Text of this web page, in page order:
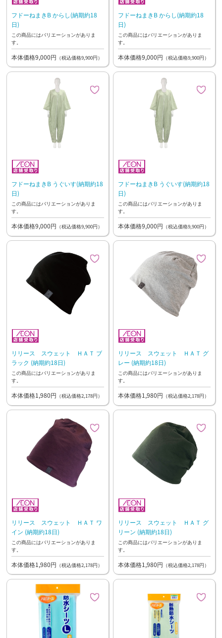
フドーねまきB からし(納期約18
日)
この商品にはバリエーションがありま
す。
本体価格9,000円 （税込価格9,900円）
フドーねまきB からし(納期約18
日)
この商品にはバリエーションがありま
す。
本体価格9,000円 （税込価格9,900円）
フドーねまきB うぐいす(納期約18
日)
この商品にはバリエーションがありま
す。
本体価格9,000円 （税込価格9,900円）
フドーねまきB うぐいす(納期約18
日)
この商品にはバリエーションがありま
す。
本体価格9,000円 （税込価格9,900円）
リリース スウェット ＨＡＴ ブ
ラック (納期約18日)
この商品にはバリエーションがありま
す。
本体価格1,980円 （税込価格2,178円）
リリース スウェット ＨＡＴ グ
レー (納期約18日)
この商品にはバリエーションがありま
す。
本体価格1,980円 （税込価格2,178円）
リリース スウェット ＨＡＴ ワ
イン (納期約18日)
この商品にはバリエーションがありま
す。
本体価格1,980円 （税込価格2,178円）
リリース スウェット ＨＡＴ グ
リーン (納期約18日)
この商品にはバリエーションがありま
す。
本体価格1,980円 （税込価格2,178円）